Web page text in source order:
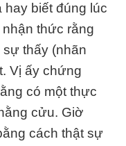
hay biết đúng lúc
thức rằng
thấy (nhãn
Vị ấy chứng
có một thực
cửu. Giờ
cách thật sự